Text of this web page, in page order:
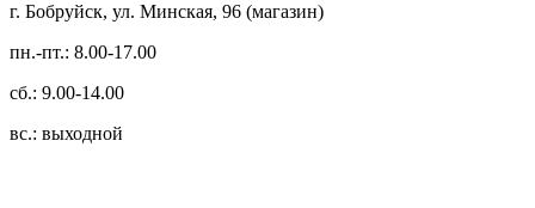
г. Бобруйск, ул. Минская, 96 (магазин)
пн.-пт.: 8.00-17.00
сб.: 9.00-14.00
вс.: выходной